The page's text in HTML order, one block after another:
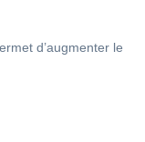
d’augmenter le